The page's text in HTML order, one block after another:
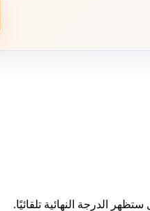
الدرجة النهائية تلقائيًا.